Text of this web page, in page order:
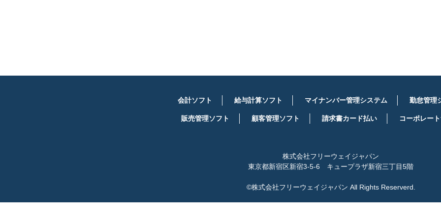
会計ソフト 給与計算ソフト マイナンバー管理システム 勤怠管理
販売管理ソフト 顧客管理ソフト 請求書カード払い コーポレー
株式会社フリーウェイジャパン
東京都新宿区新宿3-5-6 キュープラザ新宿三丁目5階
©株式会社フリーウェイジャパン All Rights Reserverd.